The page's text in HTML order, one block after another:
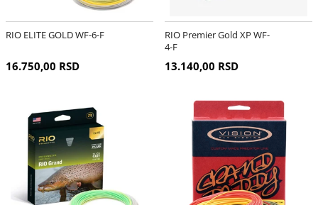
RIO ELITE GOLD WF-6-F
16.750,00 RSD
RIO Premier Gold XP WF-
4-F
13.140,00 RSD